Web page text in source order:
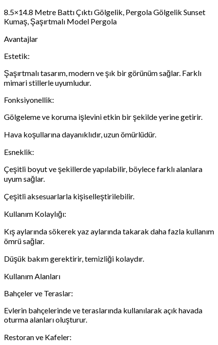
8.5×14.8 Metre Battı Çıktı Gölgelik, Pergola Gölgelik Sunset
Kumaş, Şaşırtmalı Model Pergola
Avantajlar
Estetik:
Şaşırtmalı tasarım, modern ve şık bir görünüm sağlar. Farklı
mimari stillerle uyumludur.
Fonksiyonellik:
Gölgeleme ve koruma işlevini etkin bir şekilde yerine getirir.
Hava koşullarına dayanıklıdır, uzun ömürlüdür.
Esneklik:
Çeşitli boyut ve şekillerde yapılabilir, böylece farklı alanlara
uyum sağlar.
Çeşitli aksesuarlarla kişiselleştirilebilir.
Kullanım Kolaylığı:
Kış aylarında sökerek yaz aylarında takarak daha fazla kullanım
ömrü sağlar.
Düşük bakım gerektirir, temizliği kolaydır.
Kullanım Alanları
Bahçeler ve Teraslar:
Evlerin bahçelerinde ve teraslarında kullanılarak açık havada
oturma alanları oluşturur.
Restoran ve Kafeler: